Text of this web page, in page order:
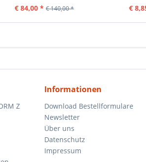
€ 84,00 * € 140,00 * €
Z
Informationen
Download Bestellformulare
Newsletter
Über uns
Datenschutz
Impressum